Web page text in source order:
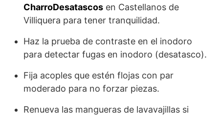
CharroDesatascos en Castellanos de
Villiquera para tener tranquilidad.
Haz la prueba de contraste en el inodoro
para detectar fugas en inodoro (desatasco).
Fija acoples que estén flojas con par
moderado para no forzar piezas.
Renueva las mangueras de lavavajillas si